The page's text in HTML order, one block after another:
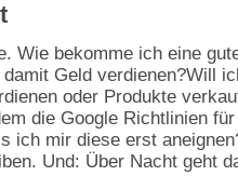
Wie bekomme ich eine
Geld verdienen?Will
oder Produkte
die Google Richtlinien
ich mir diese erst
Und: Über Nacht geht